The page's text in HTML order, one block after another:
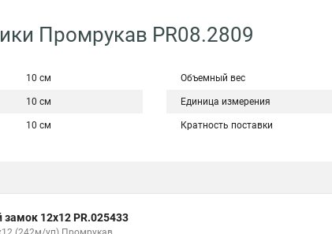
Промрукав PR08.2809
10 см
10 см
10 см
Объемный вес
Единица измерения
Кратность поставки
12х12 PR.025433